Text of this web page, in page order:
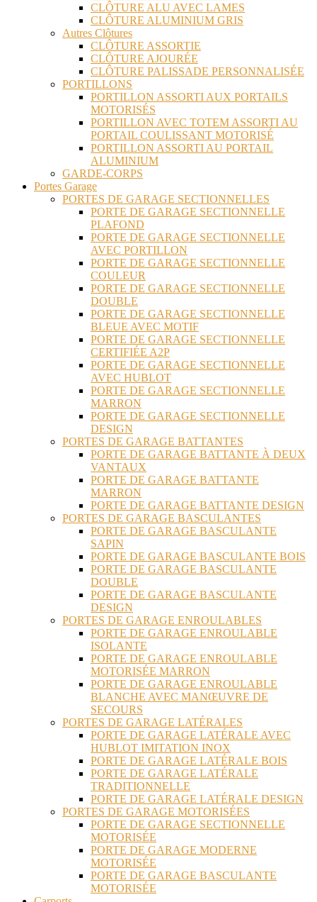
CLÔTURE ALU AVEC LAMES
CLÔTURE ALUMINIUM GRIS
Autres Clôtures
CLÔTURE ASSORTIE
CLÔTURE AJOURÉE
CLÔTURE PALISSADE PERSONNALISÉE
PORTILLONS
PORTILLON ASSORTI AUX PORTAILS
MOTORISÉS
PORTILLON AVEC TOTEM ASSORTI AU
PORTAIL COULISSANT MOTORISÉ
PORTILLON ASSORTI AU PORTAIL
ALUMINIUM
GARDE-CORPS
Portes Garage
PORTES DE GARAGE SECTIONNELLES
PORTE DE GARAGE SECTIONNELLE
PLAFOND
PORTE DE GARAGE SECTIONNELLE
AVEC PORTILLON
PORTE DE GARAGE SECTIONNELLE
COULEUR
PORTE DE GARAGE SECTIONNELLE
DOUBLE
PORTE DE GARAGE SECTIONNELLE
BLEUE AVEC MOTIF
PORTE DE GARAGE SECTIONNELLE
CERTIFIÉE A2P
PORTE DE GARAGE SECTIONNELLE
AVEC HUBLOT
PORTE DE GARAGE SECTIONNELLE
MARRON
PORTE DE GARAGE SECTIONNELLE
DESIGN
PORTES DE GARAGE BATTANTES
PORTE DE GARAGE BATTANTE À DEUX
VANTAUX
PORTE DE GARAGE BATTANTE
MARRON
PORTE DE GARAGE BATTANTE DESIGN
PORTES DE GARAGE BASCULANTES
PORTE DE GARAGE BASCULANTE
SAPIN
PORTE DE GARAGE BASCULANTE BOIS
PORTE DE GARAGE BASCULANTE
DOUBLE
PORTE DE GARAGE BASCULANTE
DESIGN
PORTES DE GARAGE ENROULABLES
PORTE DE GARAGE ENROULABLE
ISOLANTE
PORTE DE GARAGE ENROULABLE
MOTORISÉE MARRON
PORTE DE GARAGE ENROULABLE
BLANCHE AVEC MANŒUVRE DE
SECOURS
PORTES DE GARAGE LATÉRALES
PORTE DE GARAGE LATÉRALE AVEC
HUBLOT IMITATION INOX
PORTE DE GARAGE LATÉRALE BOIS
PORTE DE GARAGE LATÉRALE
TRADITIONNELLE
PORTE DE GARAGE LATÉRALE DESIGN
PORTES DE GARAGE MOTORISÉES
PORTE DE GARAGE SECTIONNELLE
MOTORISÉE
PORTE DE GARAGE MODERNE
MOTORISÉE
PORTE DE GARAGE BASCULANTE
MOTORISÉE